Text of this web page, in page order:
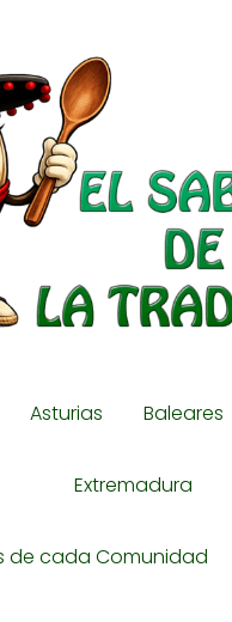
Asturias Baleares
Extremadura
de cada Comunidad